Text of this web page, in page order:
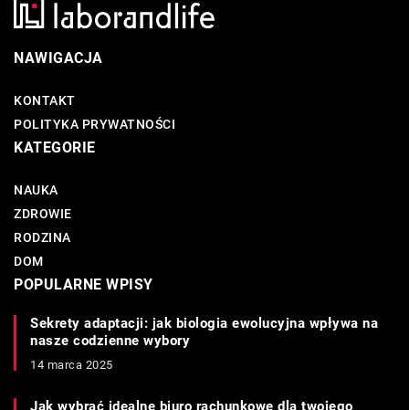
NAWIGACJA
KONTAKT
POLITYKA PRYWATNOŚCI
KATEGORIE
NAUKA
ZDROWIE
RODZINA
DOM
POPULARNE WPISY
Sekrety adaptacji: jak biologia ewolucyjna wpływa na
nasze codzienne wybory
14 marca 2025
Jak wybrać idealne biuro rachunkowe dla twojego